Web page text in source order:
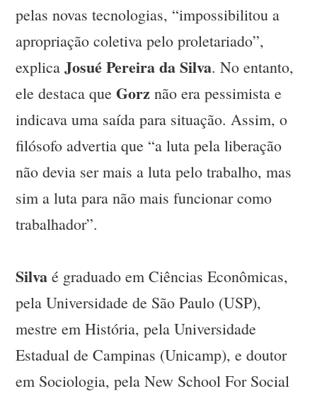
pelas novas tecnologias, “impossibilitou a
apropriação coletiva pelo proletariado”,
explicaJosué Pereira da Silva. No entanto,
ele destaca queGorz não era pessimista e
indicava uma saída para situação. Assim, o
filósofo advertia que “a luta pela liberação
não devia ser mais a luta pelo trabalho, mas
sim a luta para não mais funcionar como
trabalhador”.
Silva é graduado em Ciências Econômicas,
pela Universidade de São Paulo (USP),
mestre em História, pela Universidade
Estadual de Campinas (Unicamp), e doutor
em Sociologia, pela New School For Social